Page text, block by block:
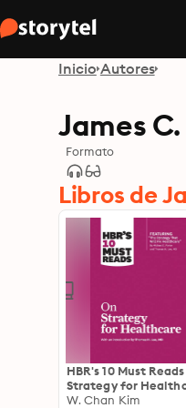
Inicio Autores
James
Formato
Libros de
HBR's 10 Must
Strategy for
(featuring articles by
W. Chan Kim